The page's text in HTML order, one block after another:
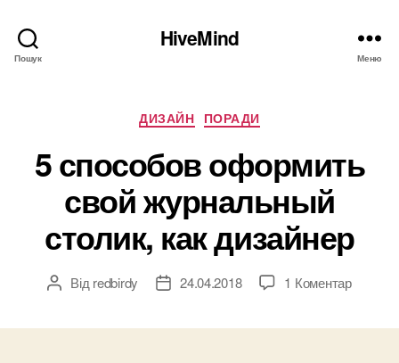
Пошук
HiveMind
Меню
Категорії
ДИЗАЙН ПОРАДИ
5 способов оформить
свой журнальный
столик, как дизайнер
Автор
Від redbirdy
Дата24.04.2018 1 Коментардо